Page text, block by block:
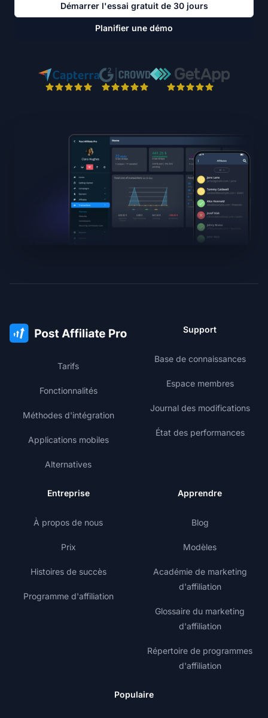
Démarrer l'essai gratuit de 30 jours
Planifier une démo
Tarifs
Fonctionnalités
Méthodes d'intégration
Applications mobiles
Alternatives
Support
Base de connaissances
Espace membres
Journal des modifications
État des performances
Entreprise
À propos de nous
Prix
Histoires de succès
Programme d'affiliation
Apprendre
Blog
Modèles
Académie de marketing
d'affiliation
Glossaire du marketing
d'affiliation
Répertoire de programmes
d'affiliation
Populaire